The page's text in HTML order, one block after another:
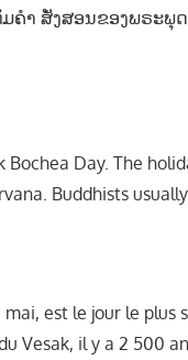
ຳ ສັ່ງສອນຂອງພຣະພຸ
Day. The
Buddhists
est le jour le plus
Vesak, il y a 2 500